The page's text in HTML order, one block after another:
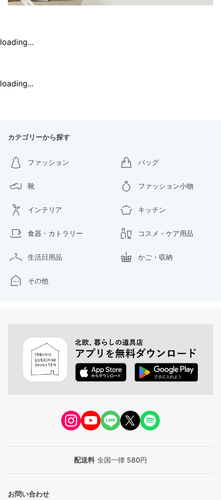
loading...
loading...
カテゴリーから探す
ファッション バッグ
靴 ファッション小物
インテリア キッチン
食器・カトラリー コスメ・ケア用品
生活日用品 かご・収納
その他
配送料 全国一律 580円
お問い合わせ